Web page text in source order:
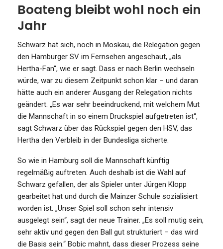
Boateng bleibt wohl noch ein
Jahr
Schwarz hat sich, noch in Moskau, die Relegation gegen
den Hamburger SV im Fernsehen angeschaut, „als
Hertha-Fan“, wie er sagt. Dass er nach Berlin wechseln
würde, war zu diesem Zeitpunkt schon klar – und daran
hätte auch ein anderer Ausgang der Relegation nichts
geändert. „Es war sehr beeindruckend, mit welchem Mut
die Mannschaft in so einem Druckspiel aufgetreten ist“,
sagt Schwarz über das Rückspiel gegen den HSV, das
Hertha den Verbleib in der Bundesliga sicherte.
So wie in Hamburg soll die Mannschaft künftig
regelmäßig auftreten. Auch deshalb ist die Wahl auf
Schwarz gefallen, der als Spieler unter Jürgen Klopp
gearbeitet hat und durch die Mainzer Schule sozialisiert
worden ist. „Unser Spiel soll schon sehr intensiv
ausgelegt sein“, sagt der neue Trainer. „Es soll mutig sein,
sehr aktiv und gegen den Ball gut strukturiert – das wird
die Basis sein.“ Bobic mahnt, dass dieser Prozess seine